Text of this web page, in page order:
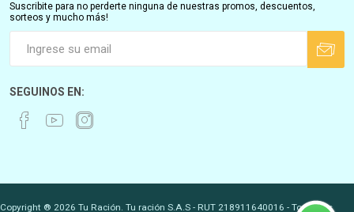
Suscribite para no perderte ninguna de nuestras promos, descuentos,
sorteos y mucho más!
SEGUINOS EN:
Copyright ® 2026 Tu Ración. Tu ración S.A.S - RUT 218911640016 - Todos los